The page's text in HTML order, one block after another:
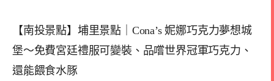
【南投景點】埔里景點｜Cona’s 妮娜巧克力夢想城
堡～免費宮廷禮服可變裝、品嚐世界冠軍巧克力、
還能餵食水豚